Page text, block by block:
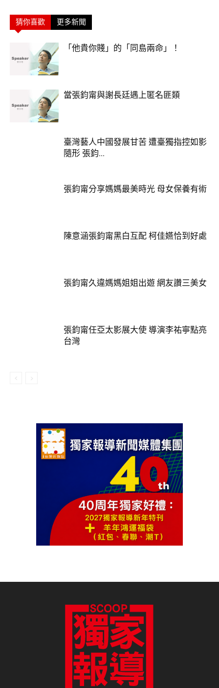
猜你喜歡 更多新聞
「他貴你賤」的「同島兩命」！
當張鈞甯與謝長廷遇上匿名匪類
臺灣藝人中國發展甘苦 遭臺獨指控如影
隨形 張鈞...
張鈞甯分享媽媽最美時光 母女保養有術
陳意涵張鈞甯黑白互配 柯佳嬿恰到好處
張鈞甯久違媽媽姐姐出遊 網友讚三美女
張鈞甯任亞太影展大使 導演李祐寧點亮
台灣